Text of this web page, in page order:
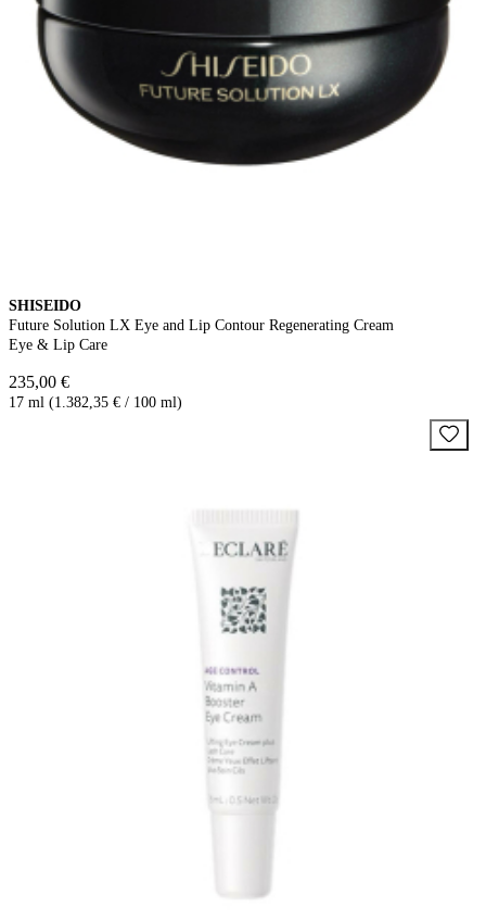
SHISEIDO
Future Solution LX Eye and Lip Contour Regenerating Cream
Eye & Lip Care
235,00 €
17 ml (1.382,35 € / 100 ml)